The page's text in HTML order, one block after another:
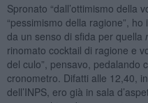
Spronato “dall’ottimismo della
“pessimismo della ragione”,
da un senso di sfida per quella
rinomato cocktail di ragione e
del culo”, pensavo, pedalando
cronometro. Difatti alle 12,40,
dell’INPS, ero già in sala